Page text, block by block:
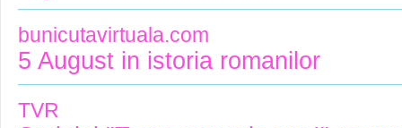
bunicutavirtuala.com
5 August in istoria romanilor
TVR